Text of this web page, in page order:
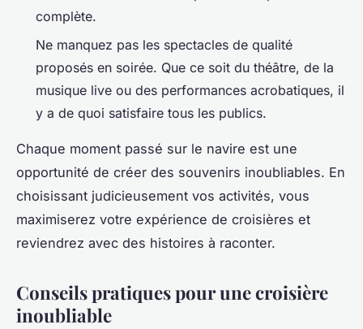
complète.
Ne manquez pas les spectacles de qualité
proposés en soirée. Que ce soit du théâtre, de la
musique live ou des performances acrobatiques, il
y a de quoi satisfaire tous les publics.
Chaque moment passé sur le navire est une
opportunité de créer des souvenirs inoubliables. En
choisissant judicieusement vos activités, vous
maximiserez votre expérience de croisières et
reviendrez avec des histoires à raconter.
Conseils pratiques pour une croisière
inoubliable